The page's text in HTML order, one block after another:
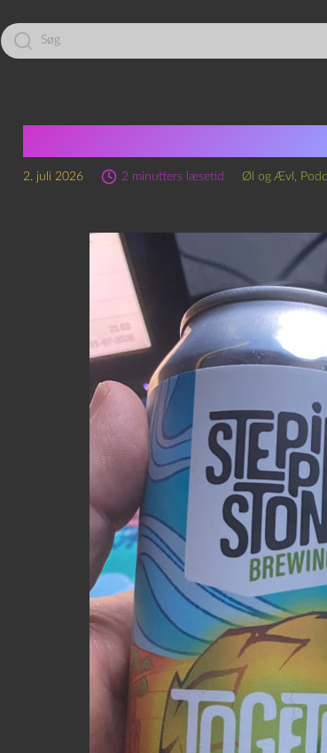
Led
efter:
2. juli 2026 2 minutters læsetid Øl og Ævl ,